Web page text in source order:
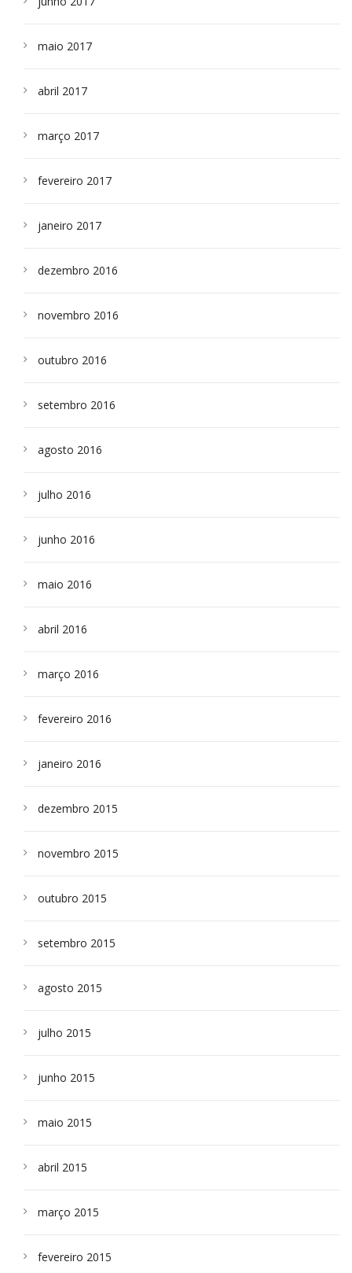
maio 2017
abril 2017
março 2017
fevereiro 2017
janeiro 2017
dezembro 2016
novembro 2016
outubro 2016
setembro 2016
agosto 2016
julho 2016
junho 2016
maio 2016
abril 2016
março 2016
fevereiro 2016
janeiro 2016
dezembro 2015
novembro 2015
outubro 2015
setembro 2015
agosto 2015
julho 2015
junho 2015
maio 2015
abril 2015
março 2015
fevereiro 2015